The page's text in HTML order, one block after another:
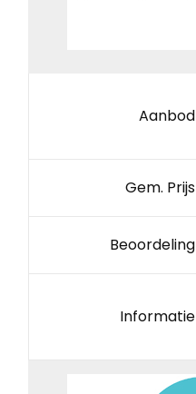
Aanbod
Gem. Prijs
Beoordeling
Informatie